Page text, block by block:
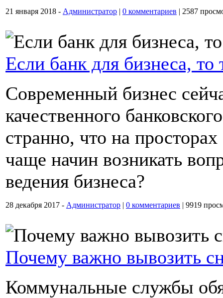
21 января 2018 - Администратор | 0 комментариев | 2587
Если банк для бизнеса,
Современный бизнес
качественного
странно, что на
чаще начин возникать
ведения бизнеса?
28 декабря 2017 - Администратор | 0 комментариев | 9919
Почему важно вывозить
Коммунальные службы